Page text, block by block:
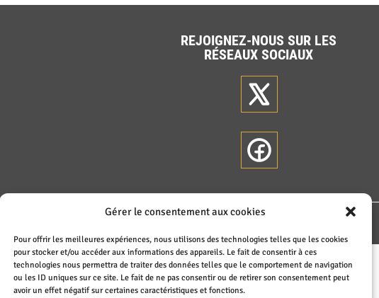
Gérer le consentement aux cookies
Pour offrir les meilleures expériences, nous utilisons des technologies telles que les cookies
pour stocker et/ou accéder aux informations des appareils. Le fait de consentir à ces
technologies nous permettra de traiter des données telles que le comportement de navigation
ou les ID uniques sur ce site. Le fait de ne pas consentir ou de retirer son consentement peut
avoir un effet négatif sur certaines caractéristiques et fonctions.
REJOIGNEZ-NOUS SUR LES
RÉSEAUX SOCIAUX